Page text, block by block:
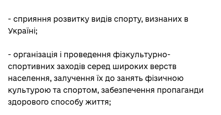
- сприяння розвитку видів спорту, визнаних в
Україні;
- організація і проведення фізкультурно-
спортивних заходів серед широких верств
населення, залучення їх до занять фізичною
культурою та спортом, забезпечення пропаганди
здорового способу життя;